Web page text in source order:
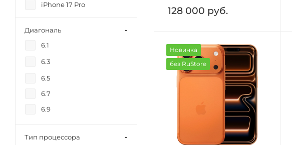
128 000 руб.
Новинка
без RuStore
iPhone 17 Pro
Диагональ
6.1
6.3
6.5
6.7
6.9
Тип процессора